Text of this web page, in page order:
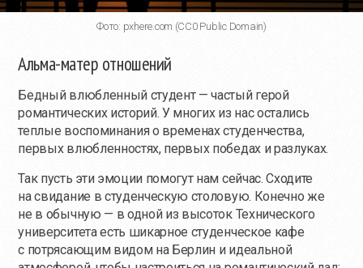
Фото: pxhere.com (CC0 Public Domain)
Альма-матер отношений
Бедный влюбленный студент — частый герой
романтических историй. У многих из нас остались
теплые воспоминания о временах студенчества,
первых влюбленностях, первых победах и разлуках.
Так пусть эти эмоции помогут нам сейчас. Сходите
на свидание в студенческую столовую. Конечно же
не в обычную — в одной из высоток Технического
университета есть шикарное студенческое кафе
с потрясающим видом на Берлин и идеальной